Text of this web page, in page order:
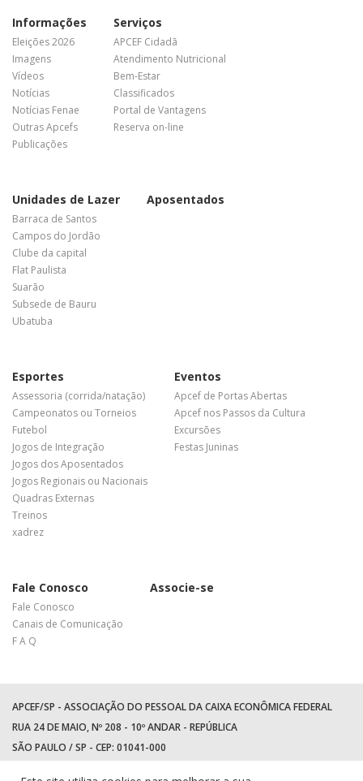
Informações
Eleições 2026
Imagens
Vídeos
Notícias
Notícias Fenae
Outras Apcefs
Publicações
Serviços
APCEF Cidadã
Atendimento Nutricional
Bem-Estar
Classificados
Portal de Vantagens
Reserva on-line
Unidades de Lazer
Barraca de Santos
Campos do Jordão
Clube da capital
Flat Paulista
Suarão
Subsede de Bauru
Ubatuba
Aposentados
Esportes
Assessoria (corrida/natação)
Campeonatos ou Torneios
Futebol
Jogos de Integração
Jogos dos Aposentados
Jogos Regionais ou Nacionais
Quadras Externas
Treinos
xadrez
Eventos
Apcef de Portas Abertas
Apcef nos Passos da Cultura
Excursões
Festas Juninas
Fale Conosco
Fale Conosco
Canais de Comunicação
F A Q
Associe-se
APCEF/SP - ASSOCIAÇÃO DO PESSOAL DA CAIXA ECONÔMICA FEDERAL
RUA 24 DE MAIO, Nº 208 - 10º ANDAR - REPÚBLICA
SÃO PAULO / SP - CEP: 01041-000